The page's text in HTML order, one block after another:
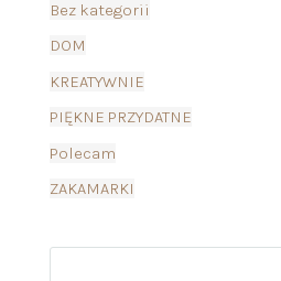
Bez kategorii
DOM
KREATYWNIE
PIĘKNE PRZYDATNE
Polecam
ZAKAMARKI